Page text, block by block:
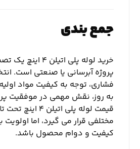
جمع بندی
خرید لوله پلی
پروژه آبرسانی یا صنعتی است.
فشاری، توجه به کیفیت مواد
به روز، نقش مهمی در موفقیت
قیمت لوله پلی اتیلن
مختلفی قرار می گیرد، اما
کیفیت و دوام محصول باشد.